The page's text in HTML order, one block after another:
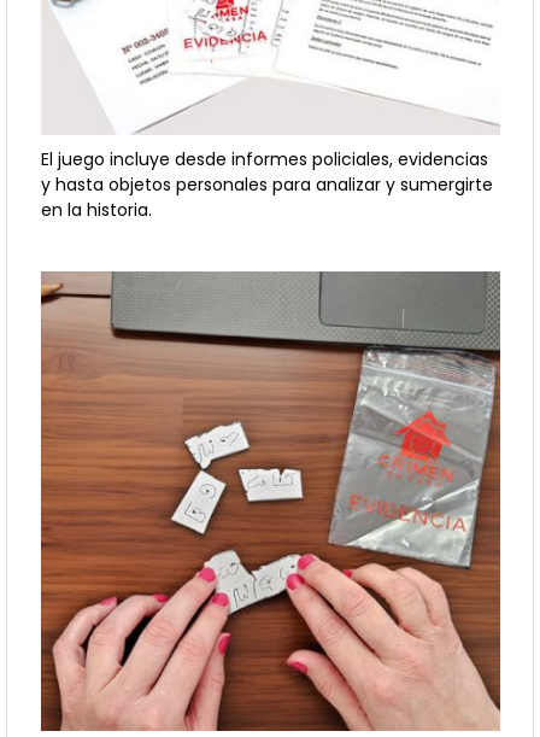
El juego incluye desde informes policiales, evidencias
y hasta objetos personales para analizar y sumergirte
en la historia.